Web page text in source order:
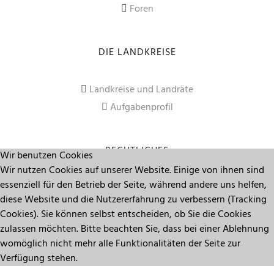
Foren
DIE LANDKREISE
Landkreise und Landräte
Aufgabenprofil
RECHTLICHES
Impressum
Datenschutz
Seitenanfang
Wir benutzen Cookies
Wir nutzen Cookies auf unserer Website. Einige von ihnen sind
essenziell für den Betrieb der Seite, während andere uns helfen,
diese Website und die Nutzererfahrung zu verbessern (Tracking
Cookies). Sie können selbst entscheiden, ob Sie die Cookies
zulassen möchten. Bitte beachten Sie, dass bei einer Ablehnung
womöglich nicht mehr alle Funktionalitäten der Seite zur
Verfügung stehen.